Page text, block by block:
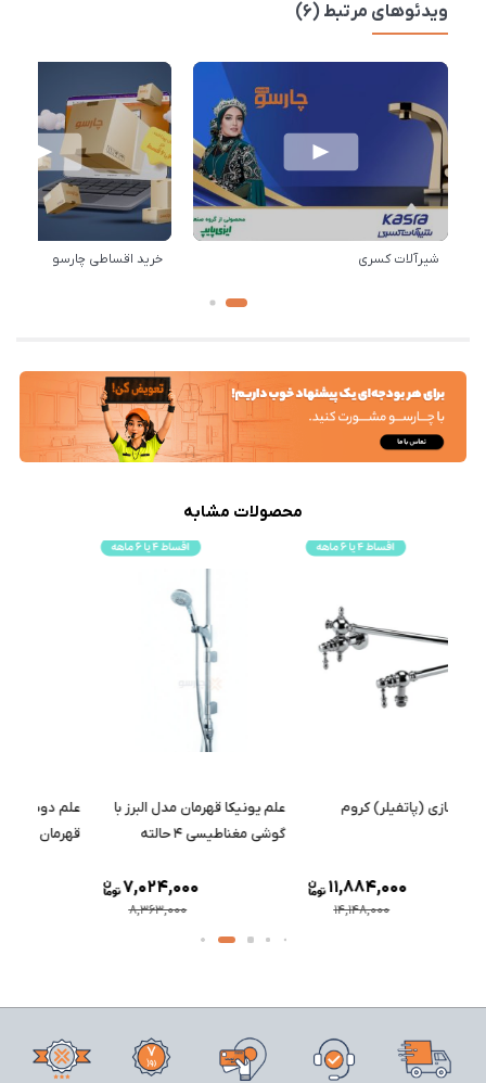
ویدئوهای مرتبط (6)
شیرآلات کسری خرید اقساطی چارسو
محصولات مشابه
علم یونیکا قهرمان مدل البرز با
8,363,000
7,024,000
علم دوش دوکاره (یونیورست)
قهرمان مدل پارسه کروم مات
24,770,000
20,806,000